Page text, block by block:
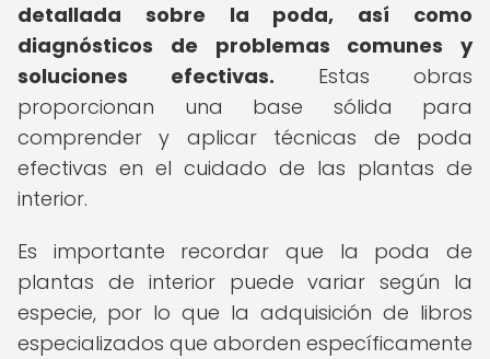
detallada sobre la poda, así como
diagnósticos de problemas comunes y
soluciones efectivas. Estas obras
proporcionan una base sólida para
comprender y aplicar técnicas de poda
efectivas en el cuidado de las plantas de
interior.
Es importante recordar que la poda de
plantas de interior puede variar según la
especie, por lo que la adquisición de libros
especializados que aborden específicamente